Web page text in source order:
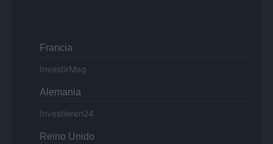
Francia
InvestirMag
Alemania
Investieren24
Reino Unido